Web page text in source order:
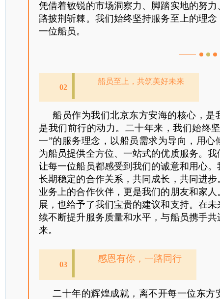
凭借着敏锐的市场洞察力、脚踏实地的努
路披荆斩棘。我们始终坚持服务至上的理
一位船员。
02
船员至上，共筑美好未来
船员作为我们北京东方安海的核心，是
是我们前行的动力。二十年来，我们始终
一”的服务理念，以船员需求为导向，用心
为船员提供全方位、一站式的优质服务。
让每一位船员都感受到我们的诚意和用心
长期稳定的合作关系，共同成长，共同进
业务上的合作伙伴，更是我们的朋友和家
展，也给予了我们宝贵的建议和支持。在
续不断提升服务质量和水平，与船员携手
来。
03
感恩有你，一路同行
二十年的辉煌成就，离不开每一位东方